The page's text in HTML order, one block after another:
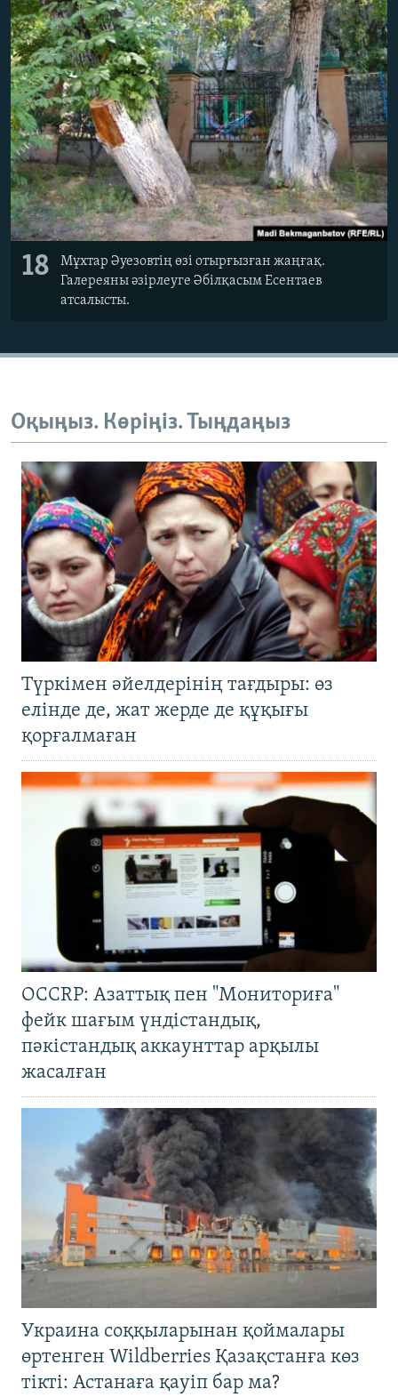
18
Мұхтар Әуезовтің өзі отырғызған жаңғақ.
Галереяны әзірлеуге Әбілқасым Есентаев
атсалысты.
Оқыңыз. Көріңіз. Тыңдаңыз
Түркімен әйелдерінің тағдыры: өз
елінде де, жат жерде де құқығы
қорғалмаған
OCCRP: Азаттық пен "Мониториға"
фейк шағым үндістандық,
пәкістандық аккаунттар арқылы
жасалған
Украина соққыларынан қоймалары
өртенген Wildberries Қазақстанға көз
тікті: Астанаға қауіп бар ма?